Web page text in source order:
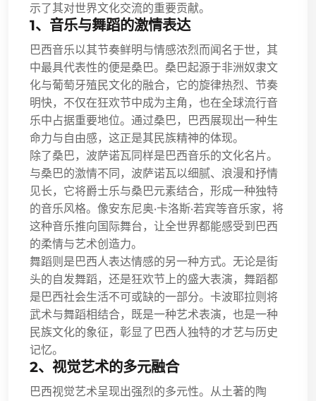
示了其对世界文化交流的重要贡献。
1、音乐与舞蹈的激情表达
巴西音乐以其节奏鲜明与情感浓烈而闻名于世，其
中最具代表性的便是桑巴。桑巴起源于非洲奴隶文
化与葡萄牙殖民文化的融合，它的旋律热烈、节奏
明快，不仅在狂欢节中成为主角，也在全球流行音
乐中占据重要地位。通过桑巴，巴西展现出一种生
命力与自由感，这正是其民族精神的体现。
除了桑巴，波萨诺瓦同样是巴西音乐的文化名片。
与桑巴的激情不同，波萨诺瓦以细腻、浪漫和抒情
见长，它将爵士乐与桑巴元素结合，形成一种独特
的音乐风格。像安东尼奥·卡洛斯·若宾等音乐家，将
这种音乐推向国际舞台，让全世界都能感受到巴西
的柔情与艺术创造力。
舞蹈则是巴西人表达情感的另一种方式。无论是街
头的自发舞蹈，还是狂欢节上的盛大表演，舞蹈都
是巴西社会生活不可或缺的一部分。卡波耶拉则将
武术与舞蹈相结合，既是一种艺术表演，也是一种
民族文化的象征，彰显了巴西人独特的才艺与历史
记忆。
2、视觉艺术的多元融合
巴西视觉艺术呈现出强烈的多元性。从土著的陶